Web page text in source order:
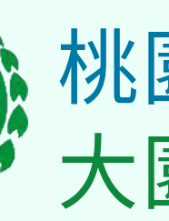
桃
大